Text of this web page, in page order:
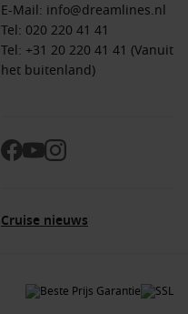
E-Mail: info@dreamlines.nl
Tel: 020 220 41 41
Tel: +31 20 220 41 41 (Vanuit
het buitenland)
Cruise nieuws